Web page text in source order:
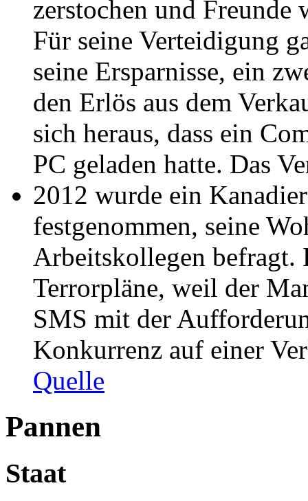
zerstochen und
Für seine Verteidigung
seine Ersparnisse, ein
den Erlös aus dem
sich heraus, dass ein
PC geladen hatte. Das
2012 wurde ein
festgenommen, seine
Arbeitskollegen befragt.
Terrorpläne, weil der
SMS mit der
Konkurrenz auf einer
Quelle
Pannen
Staat